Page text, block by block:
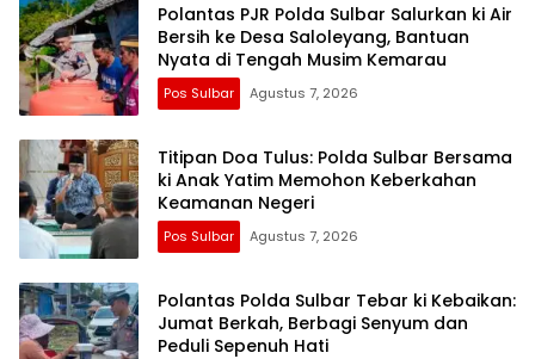
Polantas PJR Polda Sulbar Salurkan ki Air
Bersih ke Desa Saloleyang, Bantuan
Nyata di Tengah Musim Kemarau
Pos Sulbar Agustus 7, 2026
Titipan Doa Tulus: Polda Sulbar Bersama
ki Anak Yatim Memohon Keberkahan
Keamanan Negeri
Pos Sulbar Agustus 7, 2026
Polantas Polda Sulbar Tebar ki Kebaikan:
Jumat Berkah, Berbagi Senyum dan
Peduli Sepenuh Hati